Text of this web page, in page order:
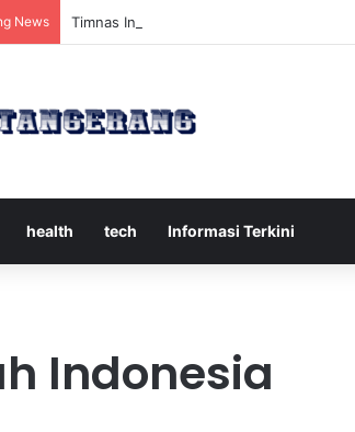
News Timnas Indonesia U-17 Tereliminasi,
health tech Informasi Terkini
Indonesia